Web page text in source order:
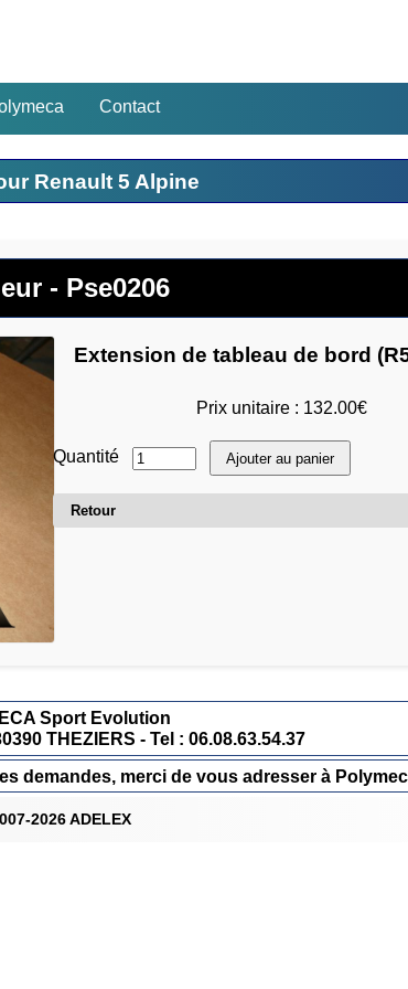
Contact
Renault 5 Alpine
- Pse0206
Extension de tableau de bord
Prix unitaire : 132.00€
Quantité Ajouter au panier
Retour
Sport Evolution
THEZIERS - Tel : 06.08.63.54.37
demandes, merci de vous adresser à
2026 ADELEX